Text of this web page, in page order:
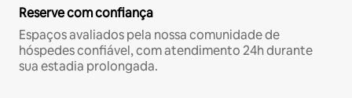
Reserve com confiança
Espaços avaliados pela nossa comunidade de
hóspedes confiável, com atendimento 24h durante
sua estadia prolongada.